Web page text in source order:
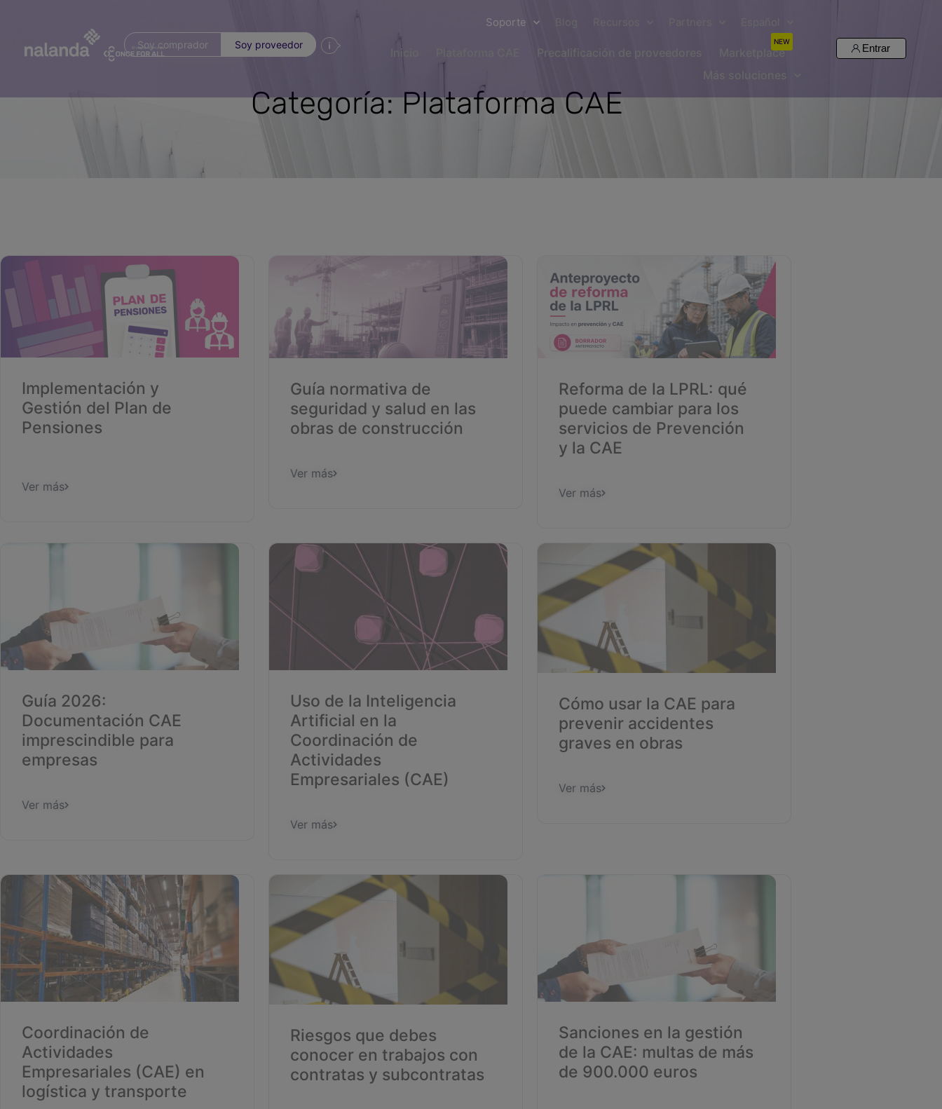
Soy comprador Soy proveedor
Soporte
Inicio Precalificación de proveedores Marketplace
NEW
Más soluciones
Entrar
Categoría: Plataforma CAE
Implementación y
Gestión del Plan de
Pensiones
Ver más
Guía normativa de
seguridad y salud en las
obras de construcción
Ver más
Reforma de la LPRL: qué
puede cambiar para los
servicios de Prevención
y la CAE
Ver más
Guía 2026:
Documentación CAE
imprescindible para
empresas
Ver más
Uso de la Inteligencia
Artificial en la
Coordinación de
Actividades
Empresariales (CAE)
Ver más
Cómo usar la CAE para
prevenir accidentes
graves en obras
Ver más
Coordinación de
Actividades
Empresariales (CAE) en
logística y transporte
Riesgos que debes
conocer en trabajos con
contratas y subcontratas
Sanciones en la gestión
de la CAE: multas de más
de 900.000 euros